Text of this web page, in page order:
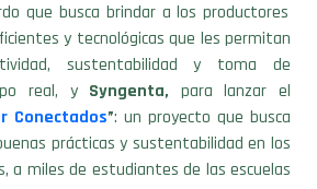
que busca brindar a los productores
y tecnológicas que les permitan
sustentabilidad y toma de
real, y Syngenta, para lanzar el
Conectados”: un proyecto que busca
prácticas y sustentabilidad en los
a miles de estudiantes de las escuelas